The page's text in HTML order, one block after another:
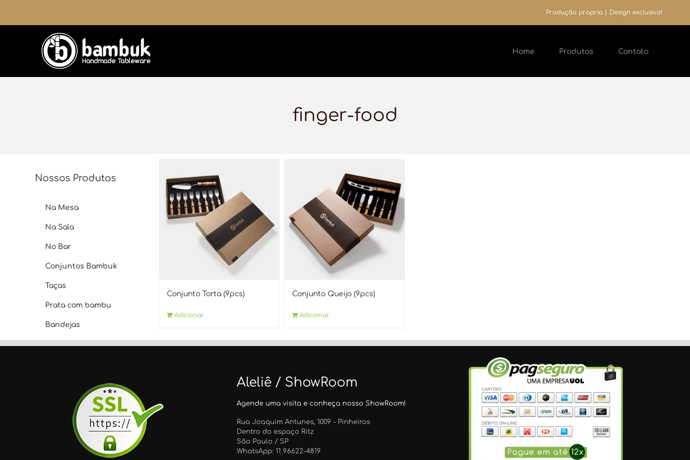
o
Produção propria | Design exclusivo!
Home Produtos Contato
finger-food
Conjunto Torta (9pcs)
Adicionar
Conjunto Queijo (9pcs)
Adicionar
Nossos Produtos
Na Mesa
Na Sala
No Bar
Conjuntos Bambuk
Taças
Prata com bambu
Bandejas
Aleliê / ShowRoom
Agende uma visita e conheça nosso ShowRoom!
Rua Joaquim Antunes, 1009 - Pinheiros
Dentro do espaço Ritz
São Paulo / SP
WhatsApp: 11 96622-4819